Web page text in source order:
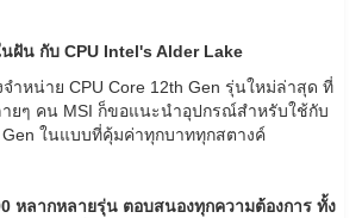
นฝัน กับ CPU Intel's Alder Lake
ำหน่าย CPU Core 12th Gen รุ่นใหม่ล่าสุด ที่
ายๆ คน MSI ก็ขอแนะนำอุปกรณ์สำหรับใช้กับ
Gen ในแบบที่คุ้มค่าทุกบาททุกสตางค์
หลากหลายรุ่น ตอบสนองทุกความต้องการ ทั้ง